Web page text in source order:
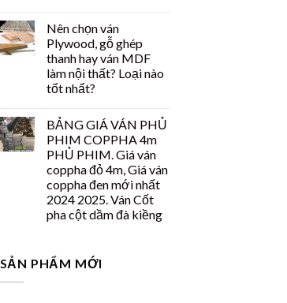
Nên chọn ván
Plywood, gỗ ghép
thanh hay ván MDF
làm nội thất? Loại nào
tốt nhất?
BẢNG GIÁ VÁN PHỦ
PHIM COPPHA 4m
PHỦ PHIM. Giá ván
coppha đỏ 4m, Giá ván
coppha đen mới nhất
2024 2025. Ván Cốt
pha cột dầm đà kiềng
SẢN PHẨM MỚI